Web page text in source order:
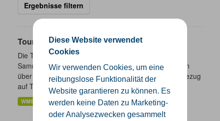
Diese Website verwendet
Cookies
Wir verwenden Cookies, um eine
reibungslose Funktionalität der
Website garantieren zu können. Es
werden keine Daten zu Marketing-
oder Analysezwecken gesammelt
Ergebnisse filtern
Touristik- und Freizeitinformationen NRW
Die Touristik- und Freizeitinformationen NRW sind eine
Sammlung von Daten des Landes Nordrhein-Westfalen
über ausgewählte freizeitbezogene Informationen in Bezug
auf Tourismus,...
WMS